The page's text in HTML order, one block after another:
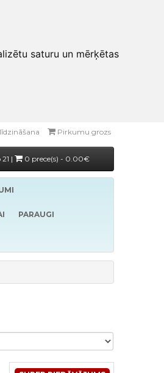
saturu un mērķētas
Pirkumu grozs
| 0 prece(s) - 0.00€
PARAUGI